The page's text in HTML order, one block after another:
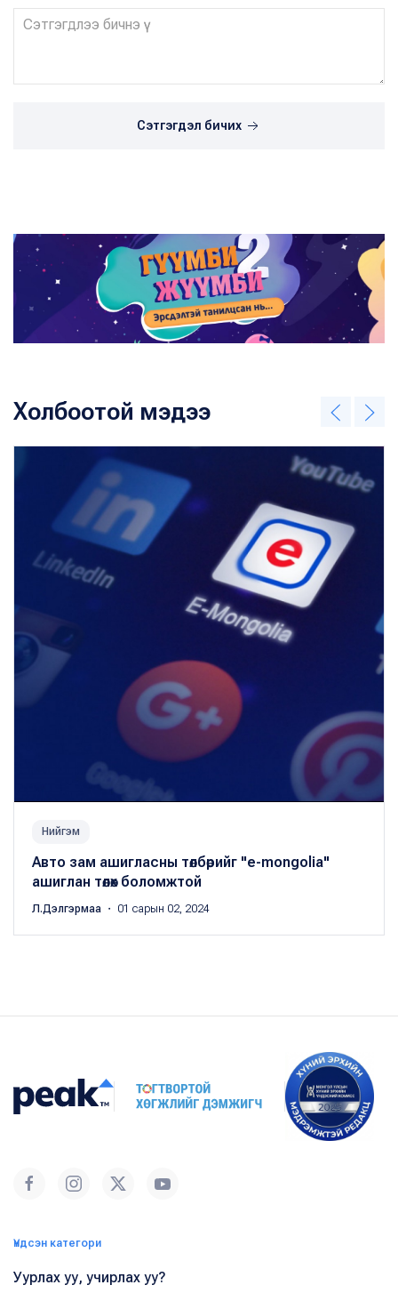
Сэтгэгдэл бичих
Холбоотой мэдээ
Нийгэм
Авто зам ашигласны төлбөрийг "e-mongolia"
ашиглан төлөх боломжтой
Л.Дэлгэрмаа ・ 01 сарын 02, 2024
Үндсэн категори
Уурлах уу, учирлах уу?